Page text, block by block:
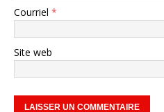
Courriel *
Site web